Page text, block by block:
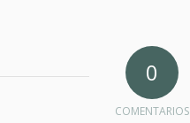
0
COMENTARIOS